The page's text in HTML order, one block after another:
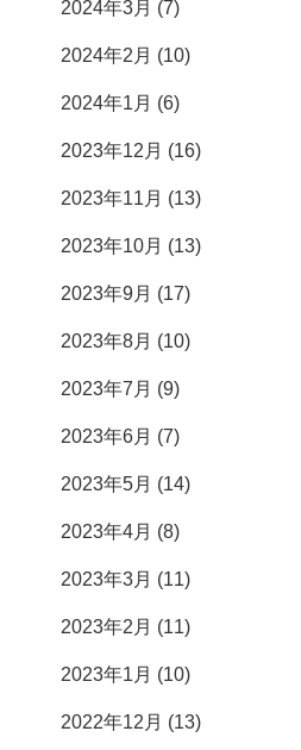
2024年3月 (7)
2024年2月 (10)
2024年1月 (6)
2023年12月 (16)
2023年11月 (13)
2023年10月 (13)
2023年9月 (17)
2023年8月 (10)
2023年7月 (9)
2023年6月 (7)
2023年5月 (14)
2023年4月 (8)
2023年3月 (11)
2023年2月 (11)
2023年1月 (10)
2022年12月 (13)